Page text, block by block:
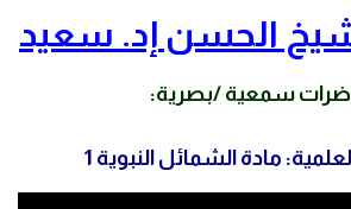
الحسن إد. سعيد
سمعية /بصرية:
مادة الشمائل النبوية 1